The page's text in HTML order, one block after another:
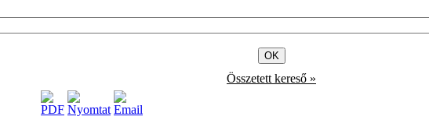
Összetett kereső »